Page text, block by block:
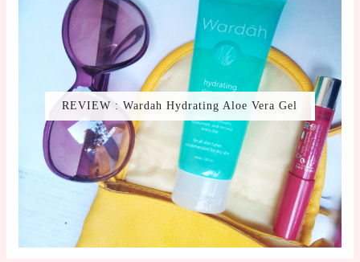
REVIEW : Wardah Hydrating Aloe Vera Gel